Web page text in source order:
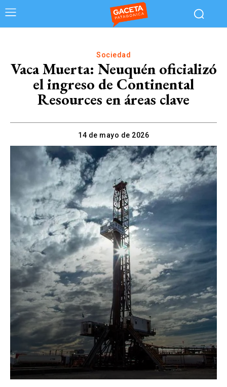
Sociedad
Vaca Muerta: Neuquén oficializó
el ingreso de Continental
Resources en áreas clave
14 de mayo de 2026